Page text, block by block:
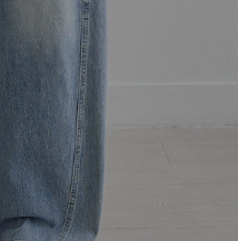
트 자체제작